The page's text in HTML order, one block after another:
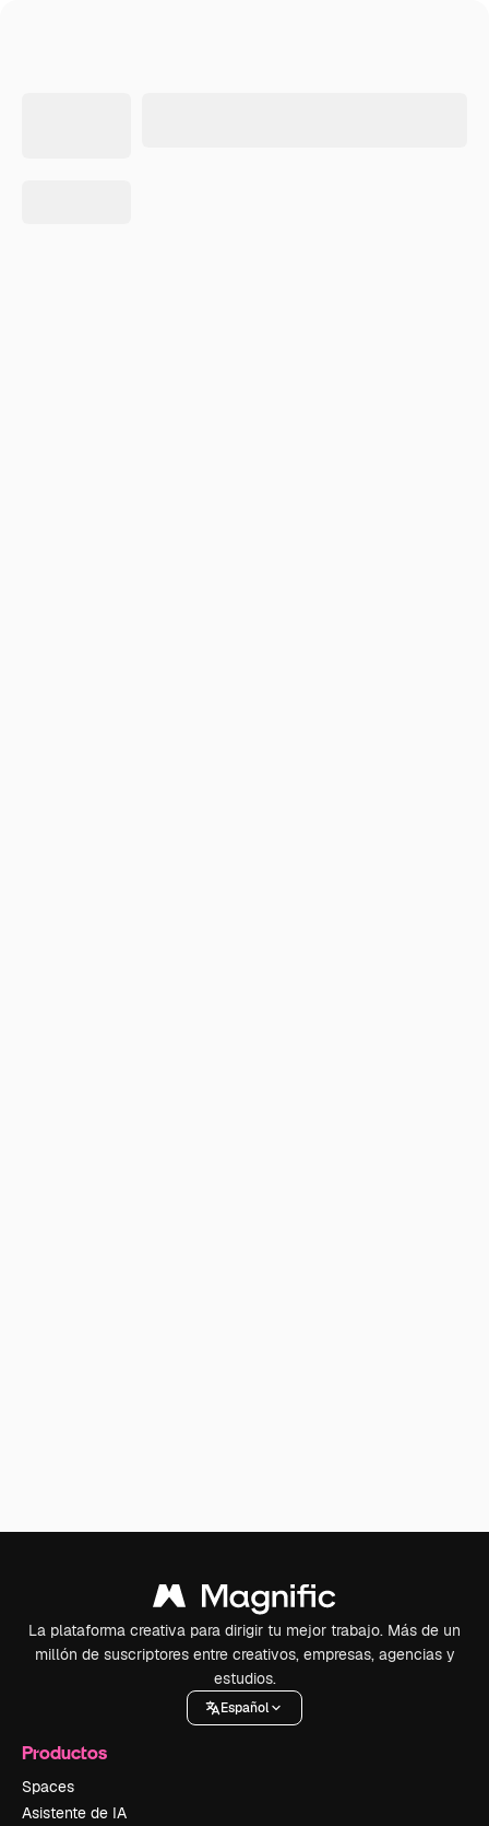
La plataforma creativa para dirigir tu mejor trabajo. Más de un
millón de suscriptores entre creativos, empresas, agencias y
estudios.
Español
Productos
Spaces
Asistente de IA